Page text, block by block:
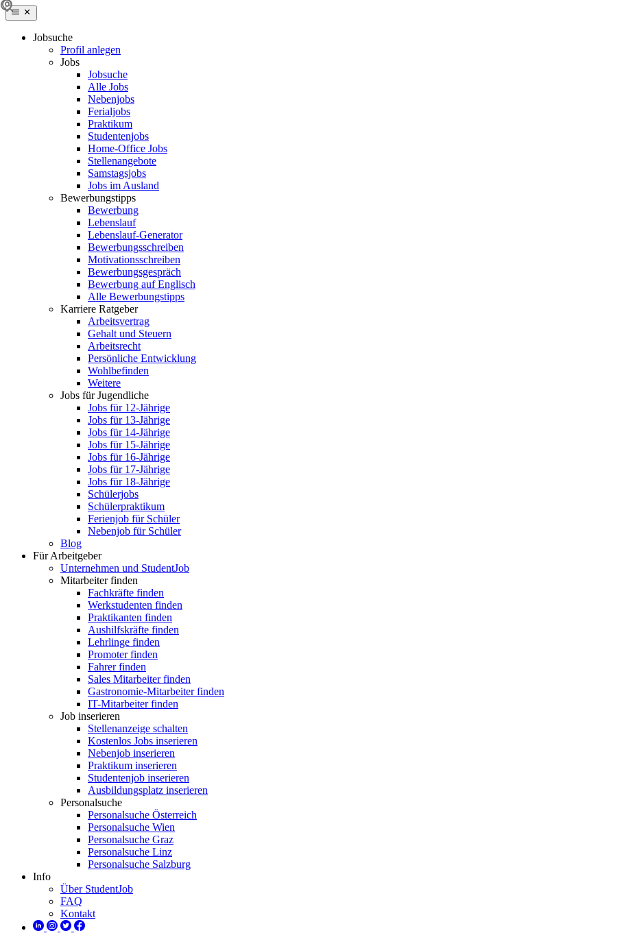
Jobsuche
Profil anlegen
Jobs
Jobsuche
Alle Jobs
Nebenjobs
Ferialjobs
Praktikum
Studentenjobs
Home-Office Jobs
Stellenangebote
Samstagsjobs
Jobs im Ausland
Bewerbungstipps
Bewerbung
Lebenslauf
Lebenslauf-Generator
Bewerbungsschreiben
Motivationsschreiben
Bewerbungsgespräch
Bewerbung auf Englisch
Alle Bewerbungstipps
Karriere Ratgeber
Arbeitsvertrag
Gehalt und Steuern
Arbeitsrecht
Persönliche Entwicklung
Wohlbefinden
Weitere
Jobs für Jugendliche
Jobs für 12-Jährige
Jobs für 13-Jährige
Jobs für 14-Jährige
Jobs für 15-Jährige
Jobs für 16-Jährige
Jobs für 17-Jährige
Jobs für 18-Jährige
Schülerjobs
Schülerpraktikum
Ferienjob für Schüler
Nebenjob für Schüler
Blog
Für Arbeitgeber
Unternehmen und StudentJob
Mitarbeiter finden
Fachkräfte finden
Werkstudenten finden
Praktikanten finden
Aushilfskräfte finden
Lehrlinge finden
Promoter finden
Fahrer finden
Sales Mitarbeiter finden
Gastronomie-Mitarbeiter finden
IT-Mitarbeiter finden
Job inserieren
Stellenanzeige schalten
Kostenlos Jobs inserieren
Nebenjob inserieren
Praktikum inserieren
Studentenjob inserieren
Ausbildungsplatz inserieren
Personalsuche
Personalsuche Österreich
Personalsuche Wien
Personalsuche Graz
Personalsuche Linz
Personalsuche Salzburg
Info
Über StudentJob
FAQ
Kontakt